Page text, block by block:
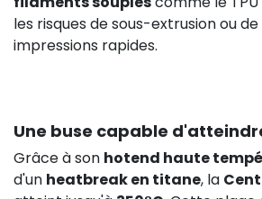
les risques de sous-extrusion ou
impressions rapides.
Une buse capable
Grâce à son hotend haute
d'un heatbreak en titane, la